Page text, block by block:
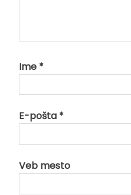
Ime *
E-pošta *
Veb mesto